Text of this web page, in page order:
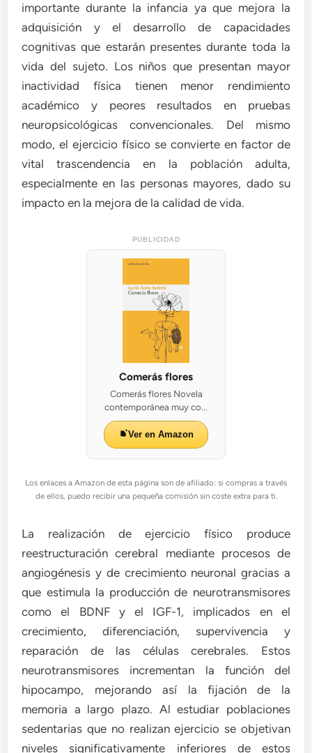
importante durante la infancia ya que mejora la
adquisición y el desarrollo de capacidades
cognitivas que estarán presentes durante toda la
vida del sujeto. Los niños que presentan mayor
inactividad física tienen menor rendimiento
académico y peores resultados en pruebas
neuropsicológicas convencionales. Del mismo
modo, el ejercicio físico se convierte en factor de
vital trascendencia en la población adulta,
especialmente en las personas mayores, dado su
impacto en la mejora de la calidad de vida.
PUBLICIDAD
Comerás flores
Comerás flores Novela
contemporánea muy co...
Ver en Amazon
Los enlaces a Amazon de esta página son de afiliado: si compras a través
de ellos, puedo recibir una pequeña comisión sin coste extra para ti.
La realización de ejercicio físico produce
reestructuración cerebral mediante procesos de
angiogénesis y de crecimiento neuronal gracias a
que estimula la producción de neurotransmisores
como el BDNF y el IGF-1, implicados en el
crecimiento, diferenciación, supervivencia y
reparación de las células cerebrales. Estos
neurotransmisores incrementan la función del
hipocampo, mejorando así la fijación de la
memoria a largo plazo. Al estudiar poblaciones
sedentarias que no realizan ejercicio se objetivan
niveles significativamente inferiores de estos